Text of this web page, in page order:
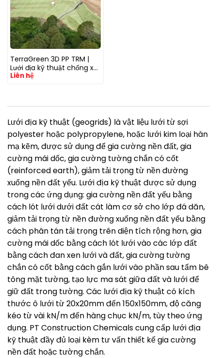
TerraGreen 3D PP TRM |
Lưới địa kỹ thuật chống xói
mòn sạc lỡ dốc núi
Liên hệ
Lưới địa kỹ thuật (geogrids) là vật liệu lưới từ sợi
polyester hoặc polypropylene, hoặc lưới kim loại hàn
mạ kẽm, được sử dụng để gia cường nền đất, gia
cường mái dốc, gia cường tường chắn có cốt
(reinforced earth), giảm tải trọng từ nền đường
xuống nền đất yếu. Lưới địa kỹ thuật được sử dụng
trong các ứng dụng: gia cường nền đất yếu bằng
cách lót lưới dưới đất cát làm cơ sở cho lớp đá dăn,
giảm tải trọng từ nền đường xuống nền đất yếu bằng
cách phân tán tải trọng trên diện tích rộng hơn, gia
cường mái dốc bằng cách lót lưới vào các lớp đất
bằng cách đan xen lưới và đất, gia cường tường
chắn có cốt bằng cách gắn lưới vào phần sau tấm bê
tông mặt tường, tạo lực ma sát giữa đất và lưới để
giữ đất trong tường. Các lưới địa kỹ thuật có kích
thước ô lưới từ 20x20mm đến 150x150mm, độ căng
kéo từ vài kN/m đến hàng chục kN/m, tùy theo ứng
dụng. PT Construction Chemicals cung cấp lưới địa
kỹ thuật đầy đủ loại kèm tư vấn thiết kế gia cường
nền đất hoặc tường chắn.